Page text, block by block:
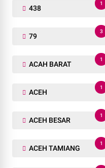
438
1
79
3
ACAH BARAT
1
ACEH
1
ACEH BESAR
1
ACEH TAMIANG
1